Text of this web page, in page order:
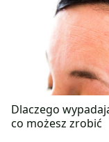
Dlaczego
co możesz zrobić